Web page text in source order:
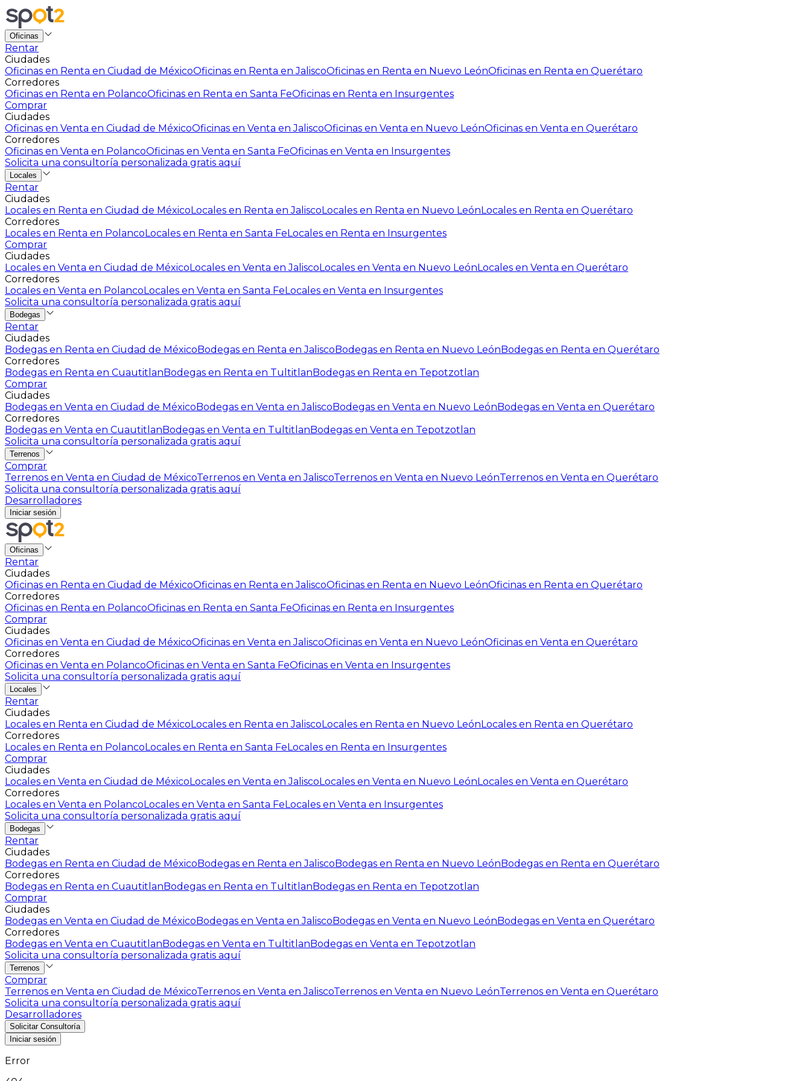
Oficinas
Rentar
Ciudades
Oficinas en Renta en Ciudad de MéxicoOficinas en Renta en JaliscoOficinas en Renta en Nuevo LeónOficinas en Renta en Querétaro
Corredores
Oficinas en Renta en PolancoOficinas en Renta en Santa FeOficinas en Renta en Insurgentes
Comprar
Ciudades
Oficinas en Venta en Ciudad de MéxicoOficinas en Venta en JaliscoOficinas en Venta en Nuevo LeónOficinas en Venta en Querétaro
Corredores
Oficinas en Venta en PolancoOficinas en Venta en Santa FeOficinas en Venta en Insurgentes
Solicita una consultoría personalizada gratis aquí
Locales
Rentar
Ciudades
Locales en Renta en Ciudad de MéxicoLocales en Renta en JaliscoLocales en Renta en Nuevo LeónLocales en Renta en Querétaro
Corredores
Locales en Renta en PolancoLocales en Renta en Santa FeLocales en Renta en Insurgentes
Comprar
Ciudades
Locales en Venta en Ciudad de MéxicoLocales en Venta en JaliscoLocales en Venta en Nuevo LeónLocales en Venta en Querétaro
Corredores
Locales en Venta en PolancoLocales en Venta en Santa FeLocales en Venta en Insurgentes
Solicita una consultoría personalizada gratis aquí
Bodegas
Rentar
Ciudades
Bodegas en Renta en Ciudad de MéxicoBodegas en Renta en JaliscoBodegas en Renta en Nuevo LeónBodegas en Renta en Querétaro
Corredores
Bodegas en Renta en CuautitlanBodegas en Renta en TultitlanBodegas en Renta en Tepotzotlan
Comprar
Ciudades
Bodegas en Venta en Ciudad de MéxicoBodegas en Venta en JaliscoBodegas en Venta en Nuevo LeónBodegas en Venta en Querétaro
Corredores
Bodegas en Venta en CuautitlanBodegas en Venta en TultitlanBodegas en Venta en Tepotzotlan
Solicita una consultoría personalizada gratis aquí
Terrenos
Comprar
Terrenos en Venta en Ciudad de MéxicoTerrenos en Venta en JaliscoTerrenos en Venta en Nuevo LeónTerrenos en Venta en Querétaro
Solicita una consultoría personalizada gratis aquí
Desarrolladores
Iniciar sesión
Oficinas
Rentar
Ciudades
Oficinas en Renta en Ciudad de MéxicoOficinas en Renta en JaliscoOficinas en Renta en Nuevo LeónOficinas en Renta en Querétaro
Corredores
Oficinas en Renta en PolancoOficinas en Renta en Santa FeOficinas en Renta en Insurgentes
Comprar
Ciudades
Oficinas en Venta en Ciudad de MéxicoOficinas en Venta en JaliscoOficinas en Venta en Nuevo LeónOficinas en Venta en Querétaro
Corredores
Oficinas en Venta en PolancoOficinas en Venta en Santa FeOficinas en Venta en Insurgentes
Solicita una consultoría personalizada gratis aquí
Locales
Rentar
Ciudades
Locales en Renta en Ciudad de MéxicoLocales en Renta en JaliscoLocales en Renta en Nuevo LeónLocales en Renta en Querétaro
Corredores
Locales en Renta en PolancoLocales en Renta en Santa FeLocales en Renta en Insurgentes
Comprar
Ciudades
Locales en Venta en Ciudad de MéxicoLocales en Venta en JaliscoLocales en Venta en Nuevo LeónLocales en Venta en Querétaro
Corredores
Locales en Venta en PolancoLocales en Venta en Santa FeLocales en Venta en Insurgentes
Solicita una consultoría personalizada gratis aquí
Bodegas
Rentar
Ciudades
Bodegas en Renta en Ciudad de MéxicoBodegas en Renta en JaliscoBodegas en Renta en Nuevo LeónBodegas en Renta en Querétaro
Corredores
Bodegas en Renta en CuautitlanBodegas en Renta en TultitlanBodegas en Renta en Tepotzotlan
Comprar
Ciudades
Bodegas en Venta en Ciudad de MéxicoBodegas en Venta en JaliscoBodegas en Venta en Nuevo LeónBodegas en Venta en Querétaro
Corredores
Bodegas en Venta en CuautitlanBodegas en Venta en TultitlanBodegas en Venta en Tepotzotlan
Solicita una consultoría personalizada gratis aquí
Terrenos
Comprar
Terrenos en Venta en Ciudad de MéxicoTerrenos en Venta en JaliscoTerrenos en Venta en Nuevo LeónTerrenos en Venta en Querétaro
Solicita una consultoría personalizada gratis aquí
Desarrolladores
Solicitar Consultoría
Iniciar sesión
Error